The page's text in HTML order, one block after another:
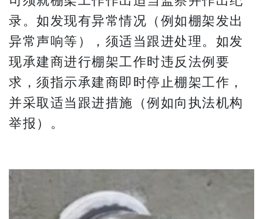
录。如发现有异常情况（例如棚架发出
异常声响等），须适当跟进处理。如发
现承建商进行棚架工作时违反法例要
求，须指示承建商即时停止棚架工作，
并采取适当跟进措施（例如向执法机构
举报）。